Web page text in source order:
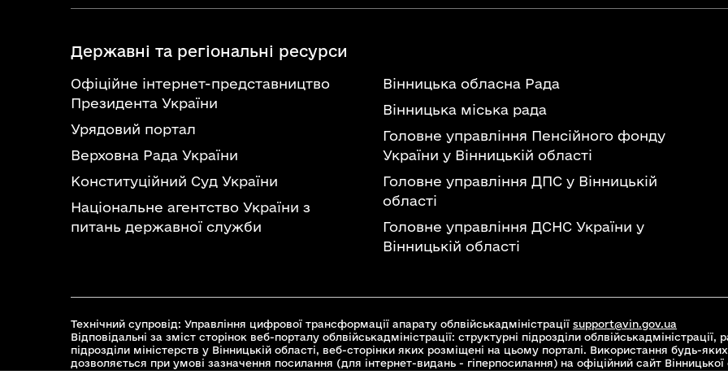
Державні та регіональні ресурси
Офіційне інтернет-представництво
Президента України
Урядовий портал
Верховна Рада України
Конституційний Суд України
Національне агентство України з
питань державної служби
Вінницька обласна Рада
Вінницька міська рада
Головне управління Пенсійного фонду
України у Вінницькій області
Головне управління ДПС у Вінницькій
області
Головне управління ДСНС України у
Вінницькій області
Технічний супровід: Управління цифрової трансформації апарату облвійськадміністрації support@vin.gov.ua
Відповідальні за зміст сторінок веб-порталу облвійськадміністрації: структурні підрозділи облвійськадміністрації,
підрозділи міністерств у Вінницькій області, веб-сторінки яких розміщені на цьому порталі. Використання будь-
дозволяється при умові зазначення посилання (для інтернет-видань - гіперпосилання) на офіційний сайт Вінницької